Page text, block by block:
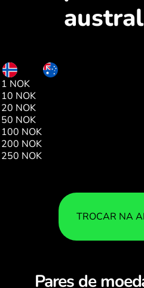
NOK
1 NOK
10 NOK
20 NOK
50 NOK
100 NOK
200 NOK
250 NOK
TROCAR NA
Pares de